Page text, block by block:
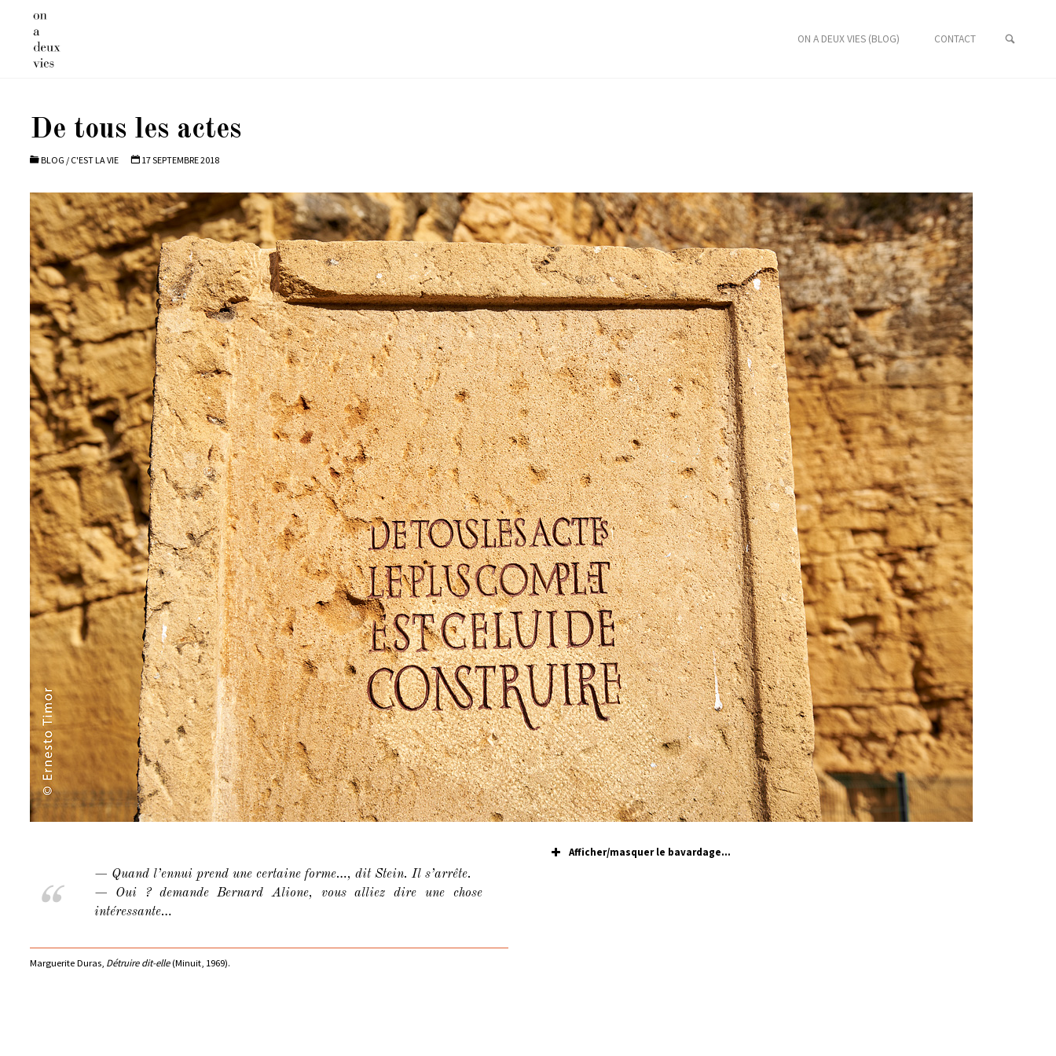
content
ON A DEUX VIES (BLOG) CONTACT
De tous les actes
BLOG / C'EST LA VIE 17 SEPTEMBRE 2018
— Quand l’ennui prend une certaine forme…, dit Stein. Il s’arrête.
— Oui ? demande Bernard Alione, vous alliez dire une chose
intéressante…
Marguerite Duras, Détruire dit-elle(Minuit, 1969).
Afficher/masquer le bavardage...